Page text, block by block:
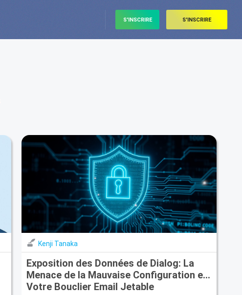
S'INSCRIRE S'INSCRIRE
Kenji Tanaka
Exposition des Données de Dialog: La
Menace de la Mauvaise Configuration et
Votre Bouclier Email Jetable